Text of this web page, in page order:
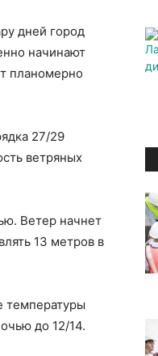
дней город
начинают
планомерно
27/29
ветряных
Ветер начнет
13 метров в
температуры
до 12/14.